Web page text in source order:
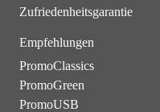
Zufriedenheitsgarantie
Empfehlungen
PromoClassics
PromoGreen
PromoUSB